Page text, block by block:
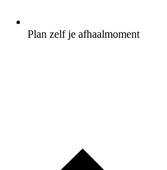
Plan zelf je afhaalmoment